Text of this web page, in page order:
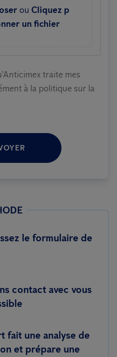
ou Cliquez p
un fichier
traite mes
à la politique sur la
le formulaire de
contact avec vous
fait une analyse de
et prépare une